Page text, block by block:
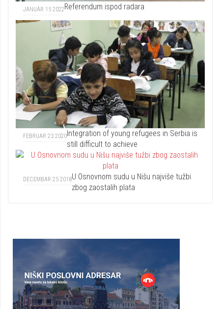
JANUAR 15 2022Referendum ispod radara
FEBRUAR 23 2020Integration of young refugees in Serbia is
still difficult to achieve
DECEMBAR 25 2018U Osnovnom sudu u Nišu najviše tužbi
zbog zaostalih plata